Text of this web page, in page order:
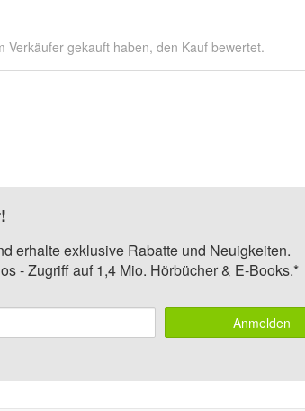
Verkäufer gekauft haben, den Kauf bewertet.
erhalte exklusive Rabatte und Neuigkeiten.
- Zugriff auf 1,4 Mio. Hörbücher & E-Books.*
Anmelden